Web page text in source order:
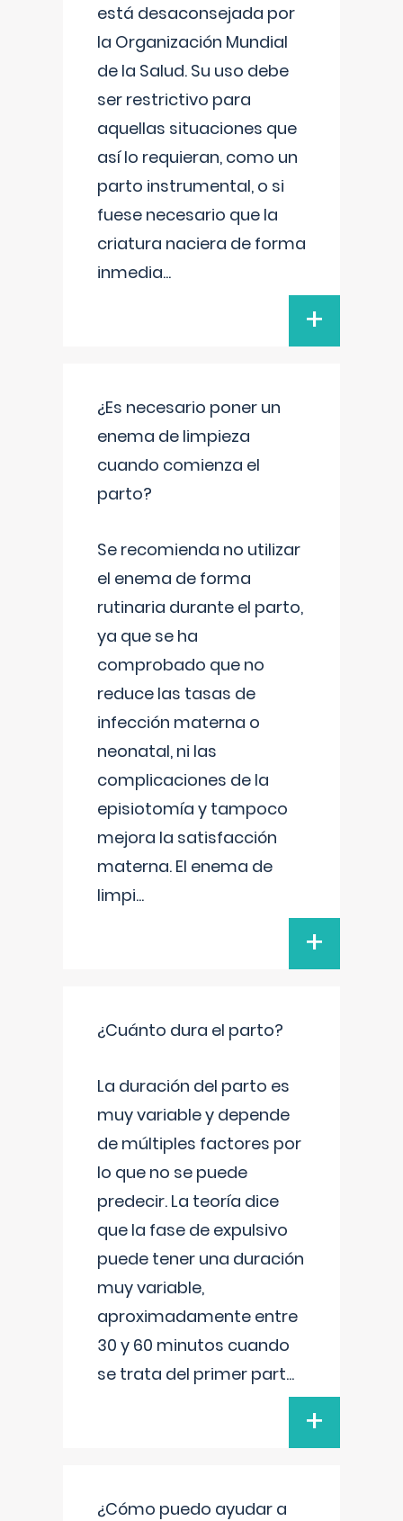
está desaconsejada por
la Organización Mundial
de la Salud. Su uso debe
ser restrictivo para
aquellas situaciones que
así lo requieran, como un
parto instrumental, o si
fuese necesario que la
criatura naciera de forma
inmedia...
+
¿Es necesario poner un
enema de limpieza
cuando comienza el
parto?
Se recomienda no utilizar
el enema de forma
rutinaria durante el parto,
ya que se ha
comprobado que no
reduce las tasas de
infección materna o
neonatal, ni las
complicaciones de la
episiotomía y tampoco
mejora la satisfacción
materna. El enema de
limpi...
+
¿Cuánto dura el parto?
La duración del parto es
muy variable y depende
de múltiples factores por
lo que no se puede
predecir. La teoría dice
que la fase de expulsivo
puede tener una duración
muy variable,
aproximadamente entre
30 y 60 minutos cuando
se trata del primer part...
+
¿Cómo puedo ayudar a